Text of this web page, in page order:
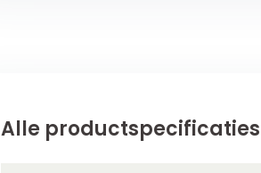
Alle productspecificaties